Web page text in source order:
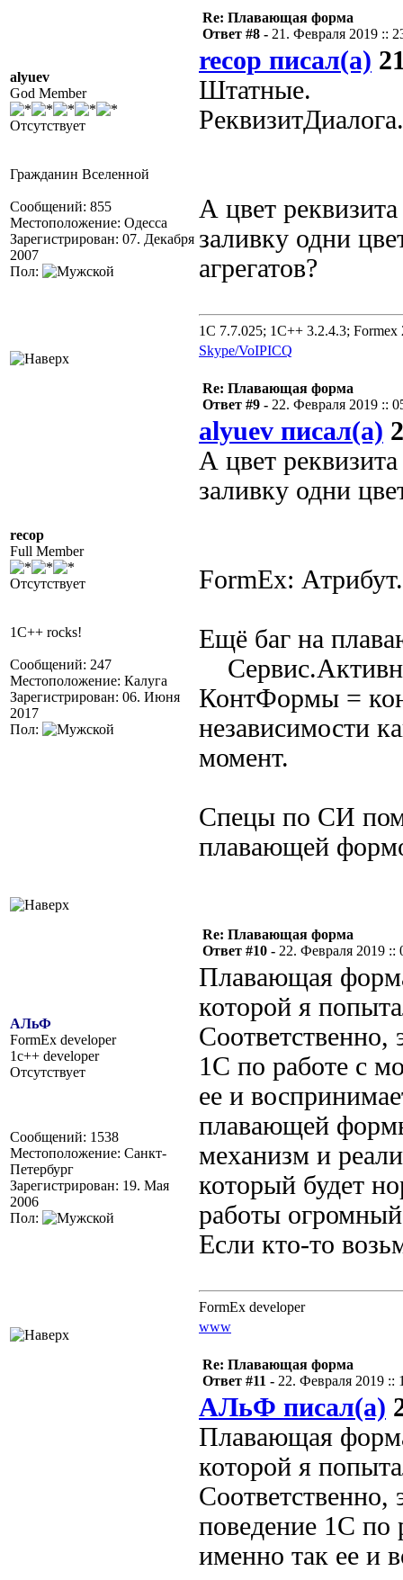
alyuev
God Member
Отсутствует
Гражданин Вселенной
Сообщений: 855
Местоположение: Одесса
Зарегистрирован: 07. Декабря
2007
Пол:
Re: Плавающая форма
Ответ #8 - 21. Февраля 2019 ::
recop писал(а)
Штатные.
А цвет
заливку одни
агрегатов?
1C 7.7.025; 1C++ 3.2.4.3; Formex
Skype/VoIPICQ
recop
Full Member
Отсутствует
1C++ rocks!
Сообщений: 247
Местоположение: Калуга
Зарегистрирован: 06. Июня
2017
Пол:
Re: Плавающая форма
Ответ #9 - 22. Февраля 2019 ::
alyuev писал(а)
А цвет
заливку одни
FormEx:
Ещё баг на
КонтФормы =
независимости
момент.
Спецы по СИ
плавающей
АЛьФ
FormEx developer
1c++ developer
Отсутствует
Сообщений: 1538
Местоположение: Санкт-
Петербург
Зарегистрирован: 19. Мая
2006
Пол:
Re: Плавающая форма
Ответ #10 - 22. Февраля 2019 ::
Плавающая
которой я
Соответственно,
1С по работе с
ее и
плавающей
механизм и
который будет
работы
Если кто-то
FormEx developer
www
Re: Плавающая форма
Ответ #11 - 22. Февраля 2019 ::
АЛьФ писал(а)
Плавающая
которой я
Соответственно,
поведение 1С по
именно так ее и